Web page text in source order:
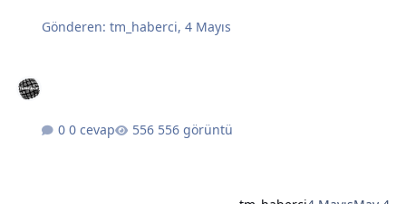
Gönderen:tm_haberci,4 Mayıs
0 cevap 556 görüntü